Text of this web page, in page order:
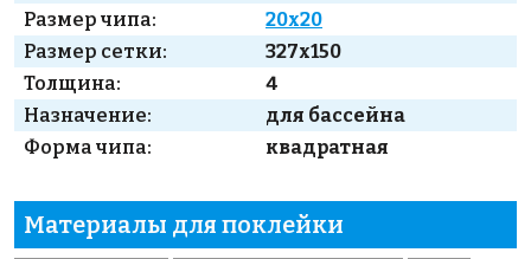
Размер чипа:
20x20
Размер сетки:
327x150
Толщина:
4
Назначение:
для бассейна
Форма чипа:
квадратная
Материалы для поклейки